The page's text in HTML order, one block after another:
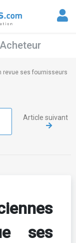
Acheteur
revue ses fournisseurs
Article suivant
ses